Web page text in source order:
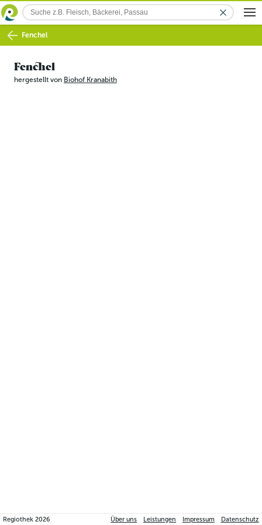
Fenchel
Fenchel
hergestellt von Biohof Kranabith
Regiothek2026 Über uns Leistungen Impressum Datenschutz